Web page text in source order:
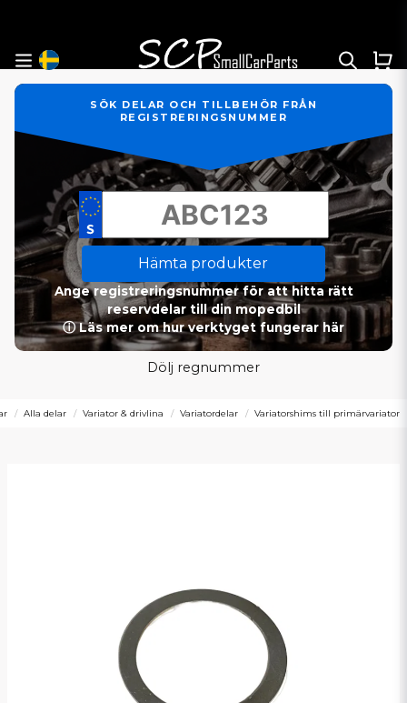
SÖK DELAR OCH TILLBEHÖR FRÅN
REGISTRERINGSNUMMER
Hämta produkter
Ange registreringsnummer för att hitta rätt
reservdelar till din mopedbil
ⓘ Läs mer om hur verktyget fungerar här
Dölj regnummer
Alla delar Variator & drivlina Variatordelar Variatorshims till primärvariator